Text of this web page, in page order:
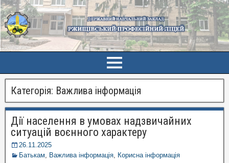
Категорія: Важлива інформація
Дії населення в умовах надзвичайних
ситуацій воєнного характеру
26.11.2025
Батькам
Важлива інформація Корисна інформація